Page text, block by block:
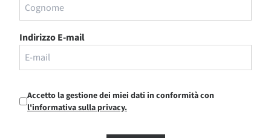
Indirizzo E-mail
Accetto la gestione dei miei dati in conformità con
l'informativa sulla privacy.